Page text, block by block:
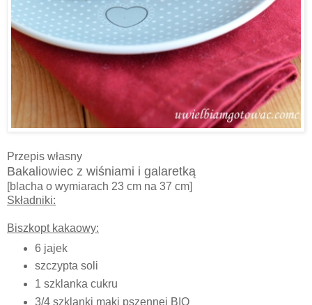
Przepis własny
Bakaliowiec z wiśniami i galaretką
[blacha o wymiarach 23 cm na 37 cm]
Składniki:
Biszkopt kakaowy:
6 jajek
szczypta soli
1 szklanka cukru
3/4 szklanki mąki pszennej BIO